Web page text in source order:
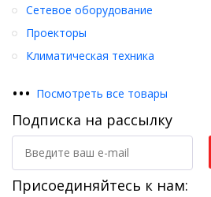
Сетевое оборудование
Проекторы
Климатическая техника
••• Посмотреть все товары
Подписка на рассылку
Присоединяйтесь к нам: